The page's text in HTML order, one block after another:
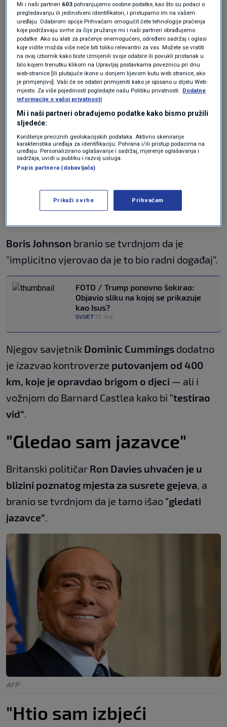
Oli SCARFF / AFP
"Mislio sam da je to radni
događaj“
Tijekom lockdowna 2020., dok su građani
kuće, otkriveno je da su
u Downing Streetu
Boris Johnson branio se tvrdnjom da je
"implicitno vjerovao da je to bio radni događaj“.
FOTO / Trump ponovno šokirao:
Objavio sliku na kojoj se prikazuje
kao Isus?
SVIJET 13. tra.
Njegov savjetnik Dominic Cummings dodatno
je izazvao kontroverze putovanjem od 400
km, koje je opravdao brigom o djeci — ali i
vožnjom do Barnard Castlea kako bi "testirao
vid“
"Gledao sam jazavce"
Britanski političar Ron Davies uhvaćen je u
blizini poznatog mjesta za susrete gejeva , a
branio se tvrdnjom da je tamo išao "gledati
jazavce“
AFP
"Htio sam izbjeći
Mi i naši partneri 603 pohranjujemo osobne podatke, kao što su podaci o
pregledavanju ili jedinstveni identifikatori, i pristupamo im na vašem
uređaju. Odabirom opcije Prihvaćam omogućit ćete tehnologije praćenja
koje podržavaju svrhe za čije pružanje mi i naši partneri obrađujemo
podatke. Ako su alati za praćenje onemogućeni, određeni sadržaj i oglasi
koje vidite možda više neće biti toliko relevantni za vas. Možete se vratiti
na ovaj izbornik kako biste izmijenili svoje odabire ili povukli pristanak u
bilo kojem trenutku klikom na Upravljaj postavkama poveznicu pri dnu
web-stranice [ili plutajuće ikone u donjem lijevom kutu web stranice, ako
je primjenjivo]. Vaši će se odabiri primijeniti kako je opisano u dijelu Web-
mjesto. Za više pojedinosti pogledajte našu Politiku privatnosti. Dodatne
informacije o vašoj privatnosti
Mi i naši partneri obrađujemo podatke kako bismo pružili
sljedeće:
Korištenje preciznih geolokacijskih podataka. Aktivno skeniranje
karakteristika uređaja za identifikaciju. Pohrana i/ili pristup podacima na
uređaju. Personalizirano oglašavanje i sadržaj, mjerenje oglašavanja i
sadržaja, uvidi u publiku i razvoj usluga.
Popis partnera (dobavljača)
Prikaži svrhe Prihvaćam